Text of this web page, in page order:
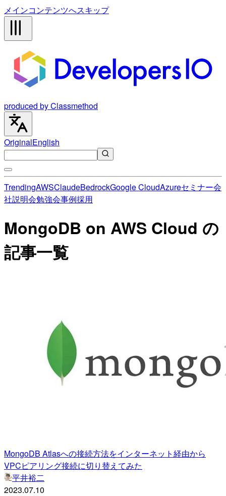
メインコンテンツへスキップ
produced by Classmethod
OriginalEnglish
TrendingAWSClaudeBedrockGoogle CloudAzureセミナー会
社説明会勉強会事例採用
MongoDB on AWS Cloud の
記事一覧
MongoDB Atlasへの接続方法をインターネット経由から
VPCピアリング接続に切り替えてみた
平井裕二
2023.07.10